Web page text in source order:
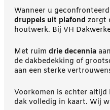
Wanneer u
druppels uit plafond zorgt
houtwerk. Bij VH
Met ruim drie decennia aan
de dakbedekking of
aan een sterke
Voorkomen is echter
dak volledig in kaart. Wij